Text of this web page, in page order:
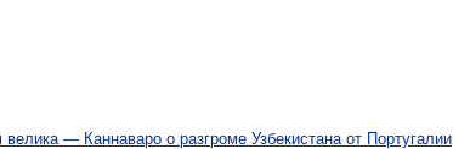
— Каннаваро о разгроме Узбекистана от Португалии